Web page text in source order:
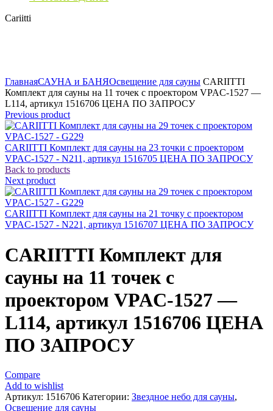
Cariitti
ГлавнаяСАУНА и БАНЯОсвещение для сауны CARIITTI
Комплект для сауны на 11 точек с проектором VPAC-1527 —
L114, артикул 1516706 ЦЕНА ПО ЗАПРОСУ
Previous product
CARIITTI Комплект для сауны на 23 точки с проектором
VPAC-1527 - N211, артикул 1516705 ЦЕНА ПО ЗАПРОСУ
Back to products
Next product
CARIITTI Комплект для сауны на 21 точку с проектором
VPAC-1527 - N221, артикул 1516707 ЦЕНА ПО ЗАПРОСУ
CARIITTI Комплект для
сауны на 11 точек с
проектором VPAC-1527 —
L114, артикул 1516706 ЦЕНА
ПО ЗАПРОСУ
Compare
Add to wishlist
Артикул: 1516706 Категории: Звездное небо для сауны,
Освещение для сауны